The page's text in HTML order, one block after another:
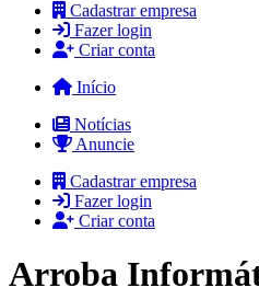
Cadastrar empresa
Fazer login
Criar conta
Início
Notícias
Anuncie
Cadastrar empresa
Fazer login
Criar conta
Arroba